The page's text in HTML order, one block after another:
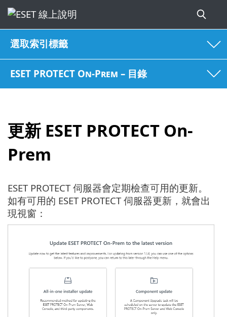
選取索引標籤
ESET PROTECT On-Prem – 目錄
更新 ESET PROTECT On-
Prem
ESET PROTECT 伺服器會定期檢查可用的更新。
如有可用的 ESET PROTECT 伺服器更新，就會出
現視窗：